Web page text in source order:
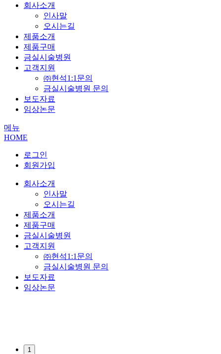
회사소개
인사말
오시는길
제품소개
제품구매
금실시술병원
고객지원
㈜현석1:1문의
금실시술병원 문의
보도자료
임상논문
메뉴
HOME
로그인
회원가입
회사소개
인사말
오시는길
제품소개
제품구매
금실시술병원
고객지원
㈜현석1:1문의
금실시술병원 문의
보도자료
임상논문
1